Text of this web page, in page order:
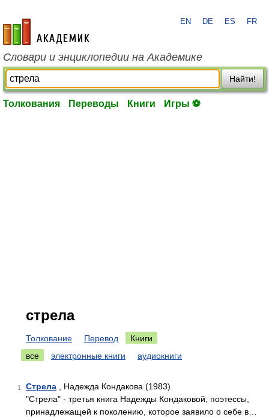
academic.ru
EN DE ES FR
Словари и энциклопедии на Академике
Найти!
Толкования Переводы Книги Игры ⚽
стрела
Толкование Перевод
Книги
все
электронные книги аудиокниги
1 Стрела , Надежда Кондакова (1983)
"Стрела" - третья книга Надежды Кондаковой, поэтессы,
принадлежащей к поколению, которое заявило о себе в…